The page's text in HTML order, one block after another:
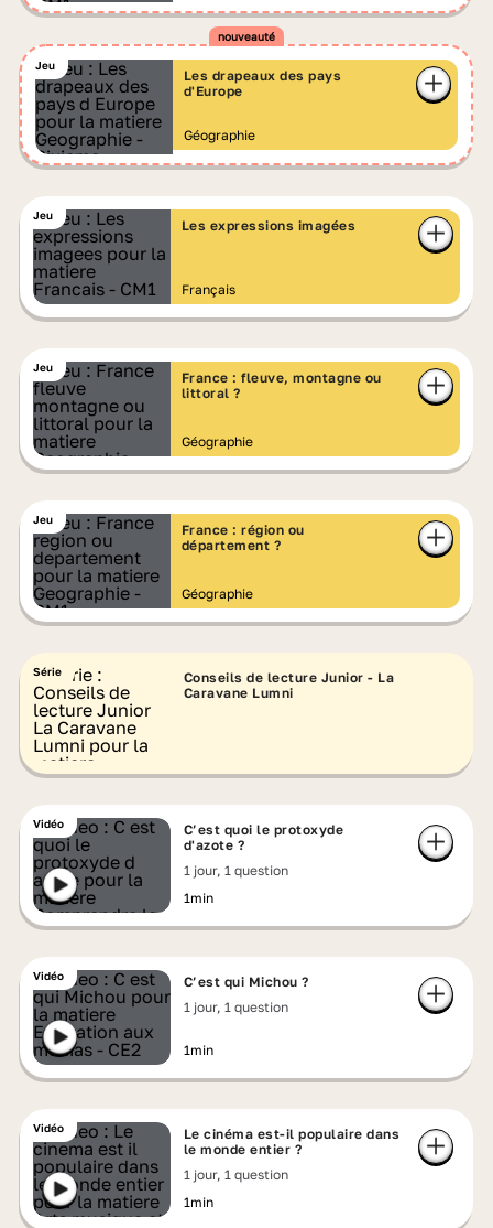
Jeu
Les drapeaux des pays
d'Europe
Géographie
Jeu
Les expressions imagées
Français
Série
Conseils de lecture Junior - La
Caravane Lumni
Jeu
France : fleuve, montagne ou
littoral ?
Géographie
Jeu
France : région ou
département ?
Géographie
Vidéo
C’est quoi le protoxyde
d'azote ?
1 jour, 1 question
1min
Vidéo
C’est qui Michou ?
1 jour, 1 question
1min
Vidéo
Le cinéma est-il populaire dans
le monde entier ?
1 jour, 1 question
1min